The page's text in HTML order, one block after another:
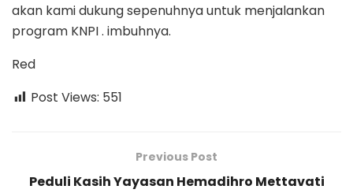
akan kami dukung sepenuhnya untuk menjalankan
program KNPI . imbuhnya.
Red
Post Views: 551
Previous Post
Peduli Kasih Yayasan Hemadihro Mettavati